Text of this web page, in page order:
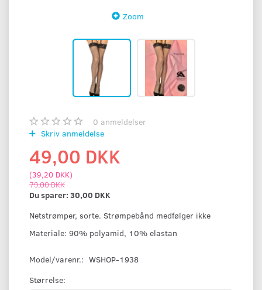
Zoom
0 anmeldelser
Skriv anmeldelse
49,00 DKK
(39,20 DKK)
79,00 DKK
Du sparer: 30,00 DKK
Netstrømper, sorte. Strømpebånd medfølger ikke
Materiale: 90% polyamid, 10% elastan
Model/varenr.: WSHOP-1938
Størrelse: